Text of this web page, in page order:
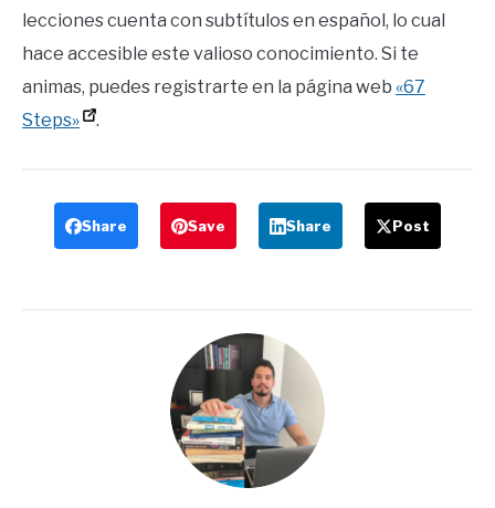
lecciones cuenta con subtítulos en español, lo cual
hace accesible este valioso conocimiento. Si te
animas, puedes registrarte en la página web «67
Steps»
.
Share Save Share Post